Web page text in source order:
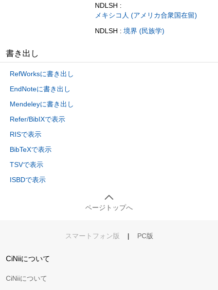
NDLSH :
メキシコ人 (アメリカ合衆国在留)
NDLSH : 境界 (民族学)
書き出し
RefWorksに書き出し
EndNoteに書き出し
Mendeleyに書き出し
Refer/BibIXで表示
RISで表示
BibTeXで表示
TSVで表示
ISBDで表示
ページトップへ
スマートフォン版 | PC版
CiNiiについて
CiNiiについて